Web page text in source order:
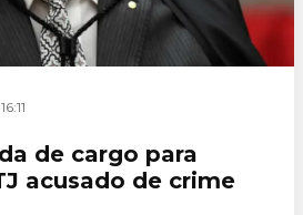
de cargo para
acusado de crime